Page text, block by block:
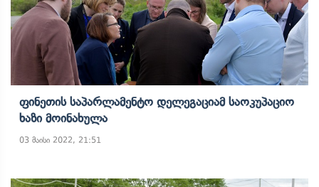
Ფინეთის Საპარლამენტო Დელეგაციამ Საოკუპაციო
Ხაზი Მოინახულა
03 მაისი 2022, 21:51